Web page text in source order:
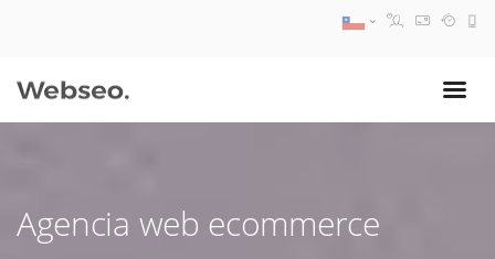
Agencia web ecommerce
09:30 AM A 18:30 PM